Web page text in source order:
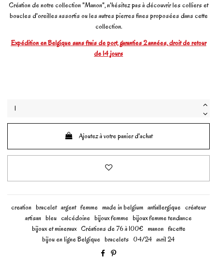
Création de notre collection "Manon", n'hésitez pas à découvrir les colliers et
boucles d'oreilles assortis ou les autres pierres fines proposées dans cette
collection.
Expédition en Belgique sans frais de port, garanties 2 années, droit de retour
de 14 jours
Ajoutez à votre panier d'achat
creation bracelet argent femme made in belgium antiallergique créateur
artisan bleu calcédoine bijoux femme bijoux femme tendance
bijoux et mineraux Créations de 76 à 100€ manon facette
bijou en ligne Belgique bracelets 04/24 avril 24